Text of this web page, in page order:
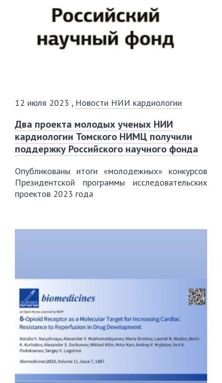
12 июля 2023 , Новости НИИ кардиологии
Два проекта молодых ученых НИИ
кардиологии Томского НИМЦ получили
поддержку Российского научного фонда
Опубликованы итоги «молодежных» конкурсов
Президентской программы исследовательских
проектов 2023 года